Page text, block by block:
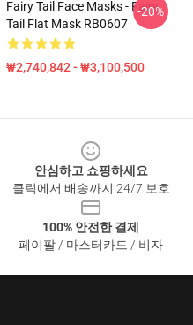
Fairy Tail Face Masks - Fairy
Tail Flat Mask RB0607
₩2,740,842 - ₩3,100,500
-20%
안심하고 쇼핑하세요
클릭에서 배송까지 24/7 보호
100% 안전한 결제
페이팔 / 마스터카드 / 비자